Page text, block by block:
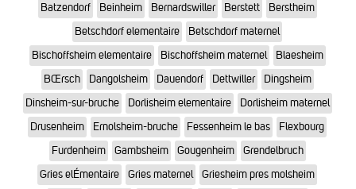
Batzendorf
Beinheim Bernardswiller Berstett
Berstheim
Betschdorf elementaire
Betschdorf maternel
Bischoffsheim elementaire
Bischoffsheim maternel
Blaesheim
BŒrsch
Dangolsheim Dauendorf Dettwiller
Dingsheim
Dinsheim-sur-bruche
Dorlisheim elementaire
Dorlisheim maternel
Drusenheim
Ernolsheim-bruche Fessenheim le bas
Flexbourg
Furdenheim
Gambsheim Gougenheim
Grendelbruch
Gries elÉmentaire
Gries maternel
Griesheim pres molsheim